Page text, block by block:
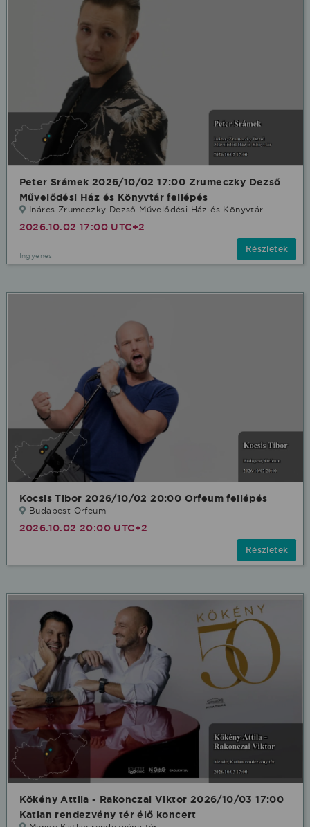
Peter Srámek 2026/10/02 17:00 Zrumeczky Dezső
Művelődési Ház és Könyvtár fellépés
Inárcs Zrumeczky Dezső Művelődési Ház és Könyvtár
2026.10.02 17:00 UTC+2
Ingyenes
Részletek
Kocsis Tibor 2026/10/02 20:00 Orfeum fellépés
Budapest Orfeum
2026.10.02 20:00 UTC+2
Részletek
Kökény Attila - Rakonczai Viktor 2026/10/03 17:00
Katlan rendezvény tér élő koncert